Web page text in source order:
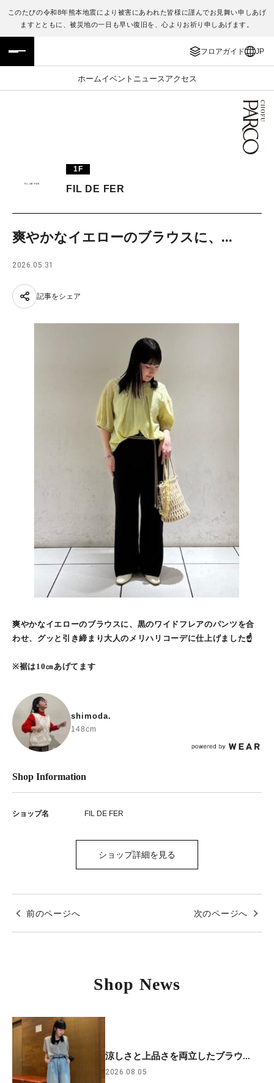
このたびの令和8年熊本地震により被害にあわれた皆様に謹んでお見舞い申しあげ
ますとともに、被災地の一日も早い復旧を、心よりお祈り申しあげます。
フロアガイド JP
ホームイベント ニュース アクセス
フロアガイド
施設案内・アクセス
TAX FREE
ENGLISH
繁体字
日本語
1F
FIL DE FER
爽やかなイエローのブラウスに、...
2026.05.31
記事をシェア
爽やかなイエローのブラウスに、黒のワイドフレアのパンツを合
わせ、グッと引き締まり大人のメリハリコーデに仕上げました☝
※裾は10㎝あげてます
shimoda.
148cm
Shop Information
ショップ名 FIL DE FER
ショップ詳細を見る
前のページへ 次のページへ
Shop News
涼しさと上品さを両立したブラウ...
2026.08.05